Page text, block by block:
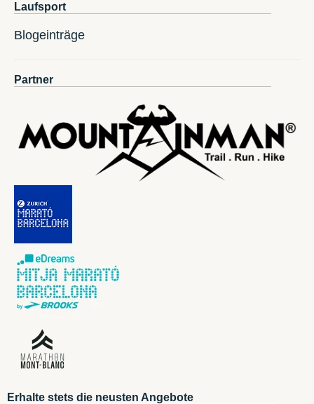
Laufsport
Blogeinträge
Partner
Erhalte stets die neusten Angebote